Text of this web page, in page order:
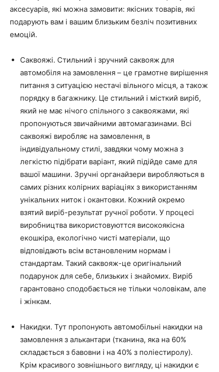
аксесуарів, які можна замовити: якісних товарів, які
подарують вам і вашим близьким безліч позитивних
емоцій.
Саквояжі. Стильний і зручний саквояж для
автомобіля на замовлення – це грамотне вирішення
питання з ситуацією нестачі вільного місця, а також
порядку в багажнику. Це стильний і місткий виріб,
який не має нічого спільного з саквояжами, які
пропонуються звичайними автомагазинами. Всі
саквояжі виробляє на замовлення, в
індивідуальному стилі, завдяки чому можна з
легкістю підібрати варіант, який підійде саме для
вашої машини. Зручні органайзери виробляються в
самих різних колірних варіаціях з використанням
унікальних ниток і окантовки. Кожний окремо
взятий виріб-результат ручної роботи. У процесі
виробництва використовуюттся високоякісна
екошкіра, екологічно чисті матеріали, що
відповідають всім встановленим нормам і
стандартам. Такий саквояж-це оригінальний
подарунок для себе, близьких і знайомих. Виріб
гарантовано сподобається не тільки чоловікам, але
і жінкам.
Накидки. Тут пропонують автомобільні накидки на
замовлення з алькантари (тканина, яка на 60%
складається з бавовни і на 40% з поліестиролу).
Крім красивого зовнішнього вигляду, ці накидки є